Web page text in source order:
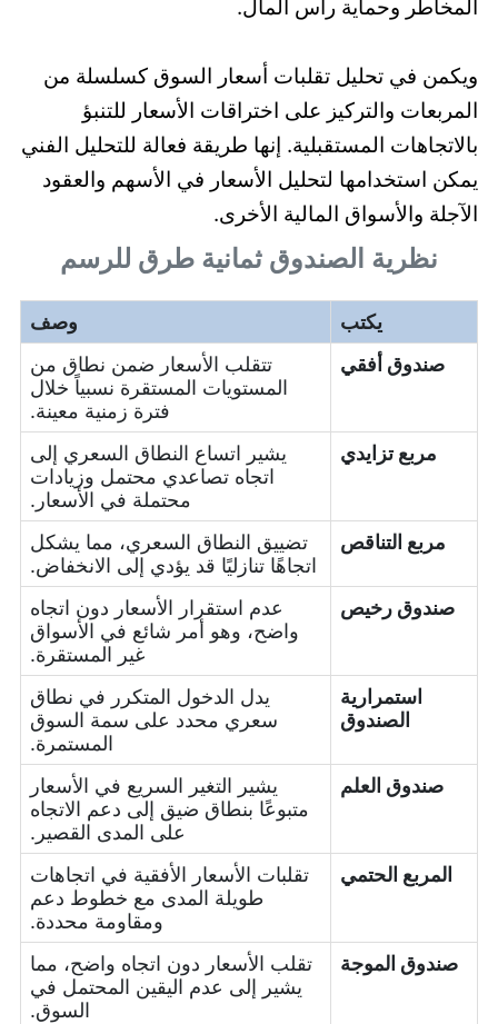
المخاطر وحماية رأس المال.
ويكمن في تحليل تقلبات أسعار السوق كسلسلة من
المربعات والتركيز على اختراقات الأسعار للتنبؤ
بالاتجاهات المستقبلية. إنها طريقة فعالة للتحليل الفني
يمكن استخدامها لتحليل الأسعار في الأسهم والعقود
الآجلة والأسواق المالية الأخرى.
نظرية الصندوق ثمانية طرق للرسم
يكتب
وصف
صندوق أفقي
تتقلب الأسعار ضمن نطاق من
المستويات المستقرة نسبياً خلال
فترة زمنية معينة.
مربع تزايدي
يشير اتساع النطاق السعري إلى
اتجاه تصاعدي محتمل وزيادات
محتملة في الأسعار.
مربع التناقص
تضييق النطاق السعري، مما يشكل
اتجاهًا تنازليًا قد يؤدي إلى الانخفاض.
صندوق رخيص
عدم استقرار الأسعار دون اتجاه
واضح، وهو أمر شائع في الأسواق
غير المستقرة.
استمرارية
الصندوق
يدل الدخول المتكرر في نطاق
سعري محدد على سمة السوق
المستمرة.
صندوق العلم
يشير التغير السريع في الأسعار
متبوعًا بنطاق ضيق إلى دعم الاتجاه
على المدى القصير.
المربع الحتمي
تقلبات الأسعار الأفقية في اتجاهات
طويلة المدى مع خطوط دعم
ومقاومة محددة.
صندوق الموجة
تقلب الأسعار دون اتجاه واضح، مما
يشير إلى عدم اليقين المحتمل في
السوق.